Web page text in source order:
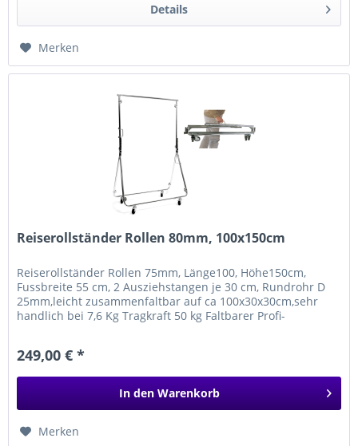
Details
Merken
Reiserollständer Rollen 80mm, 100x150cm
Reiserollständer Rollen 75mm, Länge100, Höhe150cm,
Fussbreite 55 cm, 2 Ausziehstangen je 30 cm, Rundrohr D
25mm,leicht zusammenfaltbar auf ca 100x30x30cm,sehr
handlich bei 7,6 Kg Tragkraft 50 kg Faltbarer Profi-
249,00 € *
In den Warenkorb
Merken